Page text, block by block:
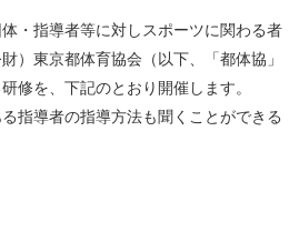
・指導者等に対しスポーツに関わる者
）東京都体育協会（以下、「都体協」
修を、下記のとおり開催します。
指導者の指導方法も聞くことができる